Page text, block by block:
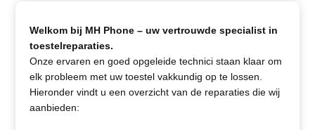
Welkom bij MH Phone – uw vertrouwde specialist in
toestelreparaties.
Onze ervaren en goed opgeleide technici staan klaar om
elk probleem met uw toestel vakkundig op te lossen.
Hieronder vindt u een overzicht van de reparaties die wij
aanbieden: